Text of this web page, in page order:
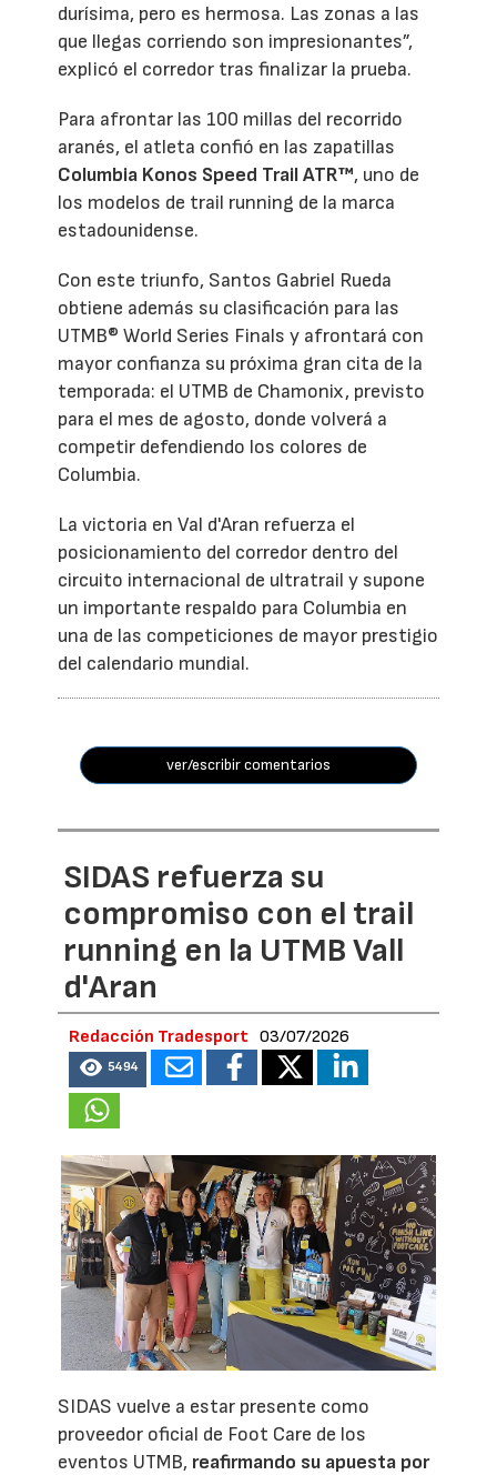
durísima, pero es hermosa. Las zonas a las
que llegas corriendo son impresionantes”,
explicó el corredor tras finalizar la prueba.
Para afrontar las 100 millas del recorrido
aranés, el atleta confió en las zapatillas
Columbia Konos Speed Trail ATR™, uno de
los modelos de trail running de la marca
estadounidense.
Con este triunfo, Santos Gabriel Rueda
obtiene además su clasificación para las
UTMB® World Series Finals y afrontará con
mayor confianza su próxima gran cita de la
temporada: el UTMB de Chamonix, previsto
para el mes de agosto, donde volverá a
competir defendiendo los colores de
Columbia.
La victoria en Val d'Aran refuerza el
posicionamiento del corredor dentro del
circuito internacional de ultratrail y supone
un importante respaldo para Columbia en
una de las competiciones de mayor prestigio
del calendario mundial.
ver/escribir comentarios
SIDAS refuerza su
compromiso con el trail
running en la UTMB Vall
d'Aran
Redacción Tradesport 03/07/2026
5494
SIDAS vuelve a estar presente como
proveedor oficial de Foot Care de los
eventos UTMB, reafirmando su apuesta por